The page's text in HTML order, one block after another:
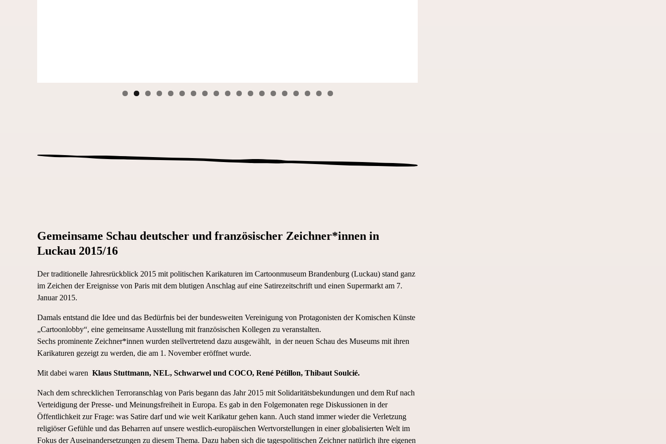
Gemeinsame Schau deutscher und französischer Zeichner*innen in
Luckau 2015/16
Der traditionelle Jahresrückblick 2015 mit politischen Karikaturen im Cartoonmuseum Brandenburg (Luckau) stand ganz
im Zeichen der Ereignisse von Paris mit dem blutigen Anschlag auf eine Satirezeitschrift und einen Supermarkt am 7.
Januar 2015.
Damals entstand die Idee und das Bedürfnis bei der bundesweiten Vereinigung von Protagonisten der Komischen Künste
„Cartoonlobby“, eine gemeinsame Ausstellung mit französischen Kollegen zu veranstalten.
Sechs prominente Zeichner*innen wurden stellvertretend dazu ausgewählt, in der neuen Schau des Museums mit ihren
Karikaturen gezeigt zu werden, die am 1. November eröffnet wurde.
Mit dabei warenKlaus Stuttmann, NEL, Schwarwel und COCO, René Pétillon, Thibaut Soulcié.
Nach dem schrecklichen Terroranschlag von Paris begann das Jahr 2015 mit Solidaritätsbekundungen und dem Ruf nach
Verteidigung der Presse- und Meinungsfreiheit in Europa. Es gab in den Folgemonaten rege Diskussionen in der
Öffentlichkeit zur Frage: was Satire darf und wie weit Karikatur gehen kann. Auch stand immer wieder die Verletzung
religiöser Gefühle und das Beharren auf unsere westlich-europäischen Wertvorstellungen in einer globalisierten Welt im
Fokus der Auseinandersetzungen zu diesem Thema. Dazu haben sich die tagespolitischen Zeichner natürlich ihre eigenen